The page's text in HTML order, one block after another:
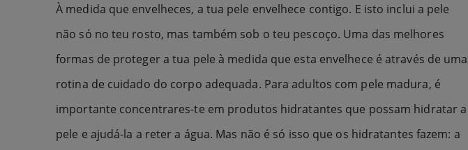
À medida que envelheces, a tua pele envelhece contigo. E isto inclui a pele
não só no teu rosto, mas também sob o teu pescoço. Uma das melhores
formas de proteger a tua pele à medida que esta envelhece é através de uma
rotina de cuidado do corpo adequada. Para adultos com pele madura, é
importante concentrares-te em produtos hidratantes que possam hidratar a
pele e ajudá-la a reter a água. Mas não é só isso que os hidratantes fazem: a